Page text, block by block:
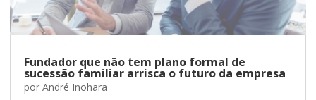
Fundador que não tem plano formal de
sucessão familiar arrisca o futuro da empresa
por André Inohara